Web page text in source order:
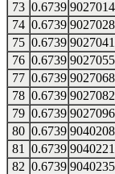
73 0.6739
74 0.6739
75 0.6739
76 0.6739
77 0.6739
78 0.6739
79 0.6739
80 0.6739
81
0.6739
82 0.6739